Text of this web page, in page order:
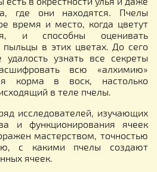
где они находятся. Пчелы
время и место, когда цветут
и способны оценивать
пыльцы в этих цветах. До сего
узнать все секреты
всю «алхимию»
корма в воск, настолько
в теле пчелы.
исследователей, изучающих
и функционирования ячеек
мастерством, точностью
с какими пчелы создают
ячеек.